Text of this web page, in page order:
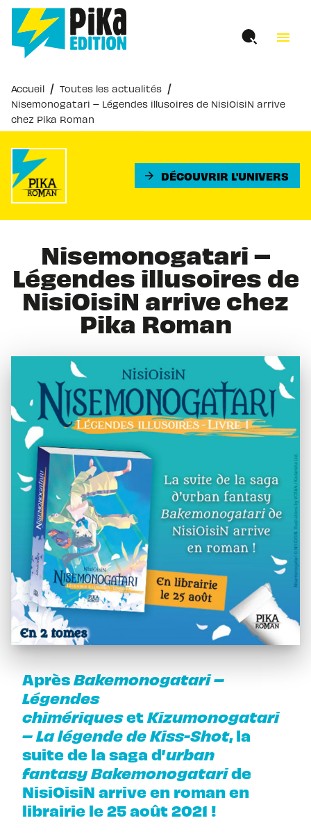
MENU RECHERCHE
PIED DE PAGE
menu
Accueil / Toutes les actualités /
Nisemonogatari – Légendes illusoires de NisiOisiN arrive
chez Pika Roman
arrow_forward DÉCOUVRIR L'UNIVERS
Nisemonogatari –
Légendes illusoires de
NisiOisiN arrive chez
Pika Roman
AprèsBakemonogatari –
Légendes
chimériquesetKizumonogatari
– La légende de Kiss-Shot, la
suite de la saga d’urban
fantasyBakemonogataride
NisiOisiN arrive en roman en
librairie le 25 août 2021 !